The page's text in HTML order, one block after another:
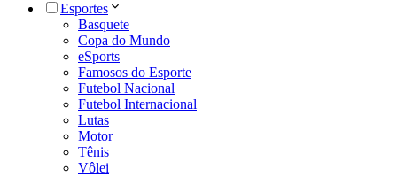
Esportes
Basquete
Copa do Mundo
eSports
Famosos do Esporte
Futebol Nacional
Futebol Internacional
Lutas
Motor
Tênis
Vôlei